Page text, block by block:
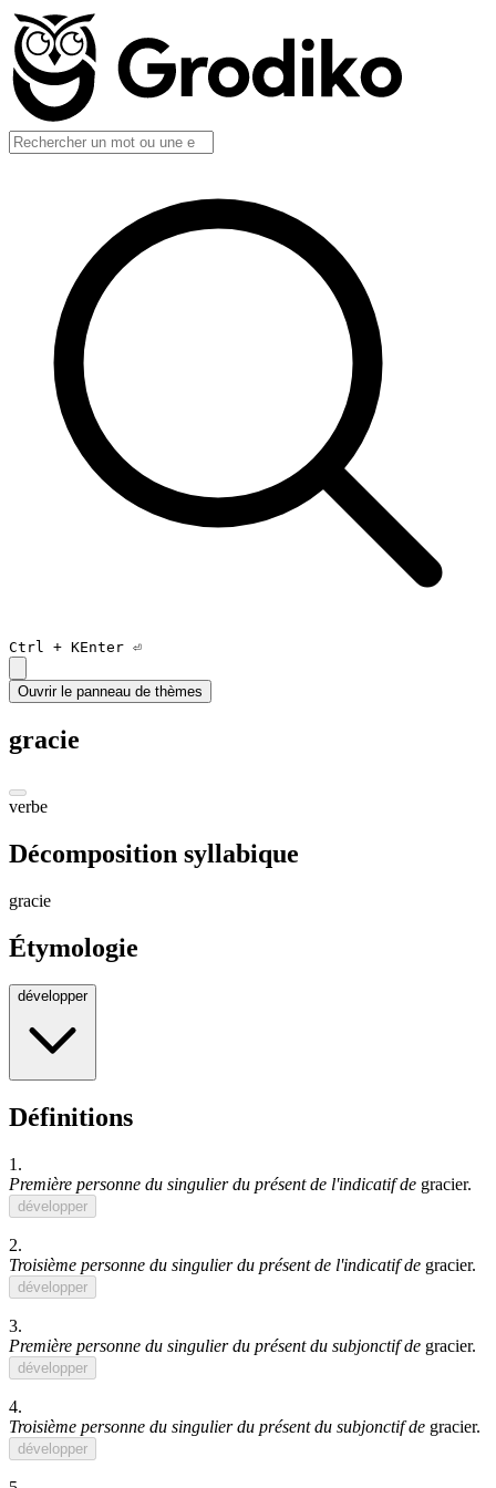
Ctrl + KEnter ⏎
Ouvrir le panneau de thèmes
gracie
verbe
Décomposition syllabique
gracie
Étymologie
développer
Définitions
1.
Première personne du singulier du présent de l'indicatif de gracier.
développer
2.
Troisième personne du singulier du présent de l'indicatif de gracier.
développer
3.
Première personne du singulier du présent du subjonctif de gracier.
développer
4.
Troisième personne du singulier du présent du subjonctif de gracier.
développer